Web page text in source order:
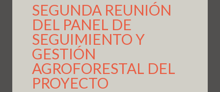
SEGUNDA REUNIÓN
DEL PANEL DE
SEGUIMIENTO Y
GESTIÓN
AGROFORESTAL DEL
PROYECTO